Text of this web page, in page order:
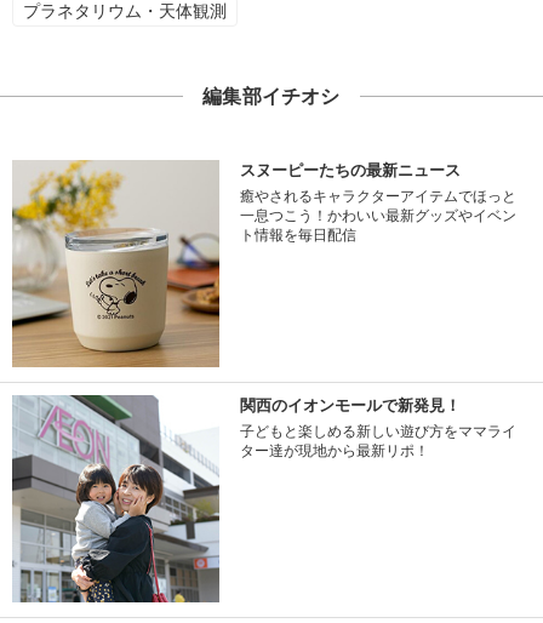
プラネタリウム・天体観測
編集部イチオシ
スヌーピーたちの最新ニュース
癒やされるキャラクターアイテムでほっと
一息つこう！かわいい最新グッズやイベン
ト情報を毎日配信
関西のイオンモールで新発見！
子どもと楽しめる新しい遊び方をママライ
ター達が現地から最新リポ！